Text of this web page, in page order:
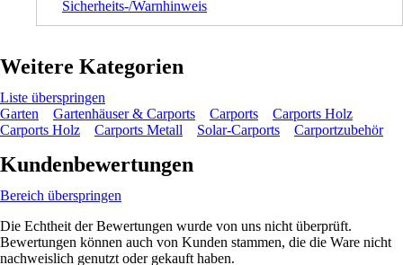
Sicherheits-/Warnhinweis
Weitere Kategorien
Liste überspringen
Garten
Gartenhäuser & Carports Carports
Carports Holz
Carports Holz
Carports Metall Solar-Carports Carportzubehör
Kundenbewertungen
Bereich überspringen
Die Echtheit der Bewertungen wurde von uns nicht überprüft.
Bewertungen können auch von Kunden stammen, die die Ware nicht
nachweislich genutzt oder gekauft haben.